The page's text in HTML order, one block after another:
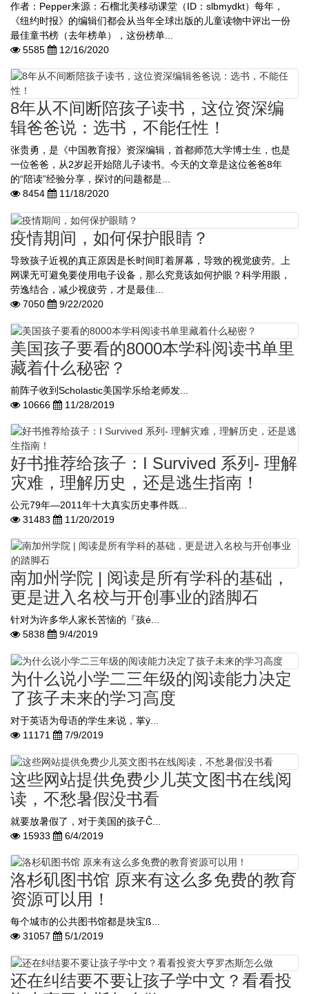
作者：Pepper来源：石榴北美移动课堂（ID：slbmydkt）每年，
《纽约时报》的编辑们都会从当年全球出版的儿童读物中评出一份
最佳童书榜（去年榜单），这份榜单...
5585
12/16/2020
8年从不间断陪孩子读书，这位资深编
辑爸爸说：选书，不能任性！
张贵勇，是《中国教育报》资深编辑，首都师范大学博士生，也是
一位爸爸，从2岁起开始陪儿子读书。今天的文章是这位爸爸8年
的“陪读”经验分享，探讨的问题都是...
8454
11/18/2020
疫情期间，如何保护眼睛？
导致孩子近视的真正原因是长时间盯着屏幕，导致的视觉疲劳。上
网课无可避免要使用电子设备，那么究竟该如何护眼？科学用眼，
劳逸结合，减少视疲劳，才是最佳...
7050
9/22/2020
美国孩子要看的8000本学科阅读书单里
藏着什么秘密？
前阵子收到Scholastic美国学乐给老师发...
10666
11/28/2019
好书推荐给孩子：I Survived 系列- 理解
灾难，理解历史，还是逃生指南！
公元79年—2011年十大真实历史事件既...
31483
11/20/2019
南加州学院 | 阅读是所有学科的基础，
更是进入名校与开创事业的踏脚石
针对为许多华人家长苦恼的『孩é...
5838
9/4/2019
为什么说小学二三年级的阅读能力决定
了孩子未来的学习高度
对于英语为母语的学生来说，掌ÿ...
11171
7/9/2019
这些网站提供免费少儿英文图书在线阅
读，不愁暑假没书看
就要放暑假了，对于美国的孩子Ĉ...
15933
6/4/2019
洛杉矶图书馆 原来有这么多免费的教育
资源可以用！
每个城市的公共图书馆都是块宝ß...
31057
5/1/2019
还在纠结要不要让孩子学中文？看看投